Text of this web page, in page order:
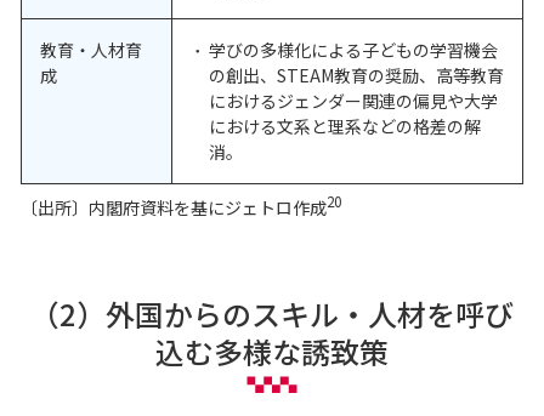
教育・人材育
成
学びの多様化による子どもの学習機会
の創出、STEAM教育の奨励、高等教育
におけるジェンダー関連の偏見や大学
における文系と理系などの格差の解
消。
〔出所〕内閣府資料を基にジェトロ作成20
（2）外国からのスキル・人材を呼び
込む多様な誘致策